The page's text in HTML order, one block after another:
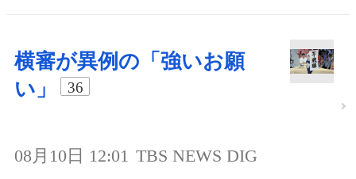
横審が異例の「強いお願
い」
36
08月10日 12:01 TBS NEWS DIG